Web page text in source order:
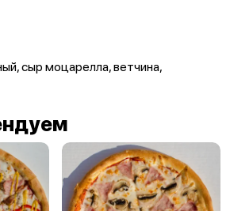
сыр моцарелла, ветчина,